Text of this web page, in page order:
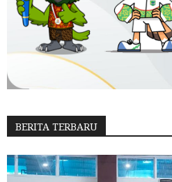
BERITA TERBARU